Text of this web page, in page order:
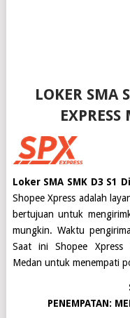
LOKER SMA
Loker SMA SMK D3 S1
Shopee Xpress adalah
bertujuan untuk
mungkin. Waktu
Saat iniShopee Xpress
Medan untuk menempati
PENEMPATAN: